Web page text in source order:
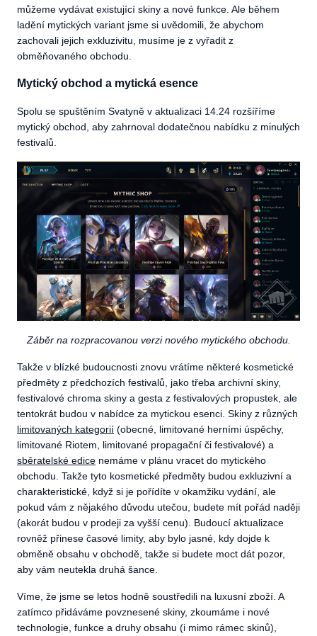
můžeme vydávat existující skiny a nové funkce. Ale během
ladění mytických variant jsme si uvědomili, že abychom
zachovali jejich exkluzivitu, musíme je z vyřadit z
obměňovaného obchodu.
Mytický obchod a mytická esence
Spolu se spuštěním Svatyně v aktualizaci 14.24 rozšíříme
mytický obchod, aby zahrnoval dodatečnou nabídku z minulých
festivalů.
Záběr na rozpracovanou verzi nového mytického obchodu.
Takže v blízké budoucnosti znovu vrátíme některé kosmetické
předměty z předchozích festivalů, jako třeba archivní skiny,
festivalové chroma skiny a gesta z festivalových propustek, ale
tentokrát budou v nabídce za mytickou esenci. Skiny z různých
limitovaných kategorií (obecné, limitované herními úspěchy,
limitované Riotem, limitované propagační či festivalové) a
sběratelské edice nemáme v plánu vracet do mytického
obchodu. Takže tyto kosmetické předměty budou exkluzivní a
charakteristické, když si je pořídíte v okamžiku vydání, ale
pokud vám z nějakého důvodu utečou, budete mít pořád naději
(akorát budou v prodeji za vyšší cenu). Budoucí aktualizace
rovněž přinese časové limity, aby bylo jasné, kdy dojde k
obměně obsahu v obchodě, takže si budete moct dát pozor,
aby vám neutekla druhá šance.
Víme, že jsme se letos hodně soustředili na luxusní zboží. A
zatímco přidáváme povznesené skiny, zkoumáme i nové
technologie, funkce a druhy obsahu (i mimo rámec skinů),